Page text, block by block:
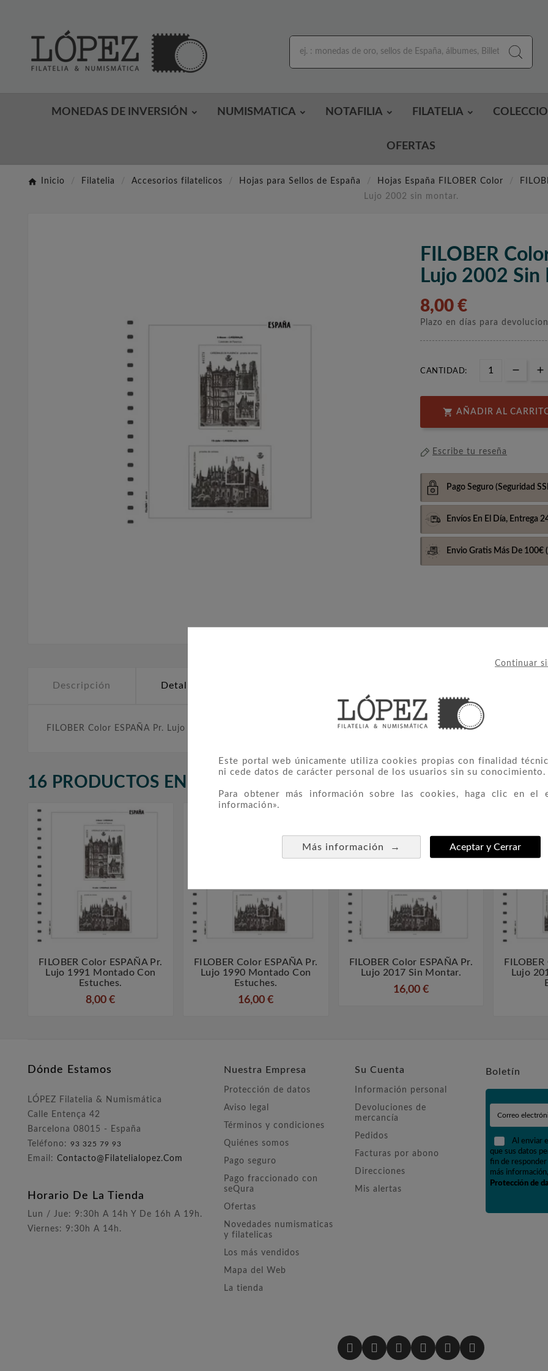
Continuar
Este portal web únicamente utiliza cookies propias con finalidad
ni cede datos de carácter personal de los usuarios sin su conocimiento.
Para obtener más información sobre las cookies, haga clic en el
información».
Más información → Aceptar y Cerrar
MONEDAS DE INVERSIÓN NUMISMATICA NOTAFILIA FILATELIA
OFERTAS
Inicio Filatelia Accesorios filatelicos Hojas para Sellos de España Hojas España FILOBER Color
Lujo 2002 sin montar.
FILOBER
Lujo 2002 Sin
8,00 €
Plazo en días para
CANTIDAD:
 AÑADIR AL
Escribe tu reseña
Pago Seguro (Seguridad
Envíos En El Día, Entrega
Envio Gratis Más De 100€
Descripción Detalles del producto
FILOBER Color ESPAÑA Pr. Lujo (2002) sin montar. Numeración Edifil: Prueba Oficial 77/79.
16 PRODUCTOS EN LA MISMA CATEGORÍA:
 
FILOBER Color ESPAÑA Pr.
Lujo 1991 Montado Con
Estuches.
8,00 €
 
FILOBER Color ESPAÑA Pr.
Lujo 1990 Montado Con
Estuches.
16,00 €
 
FILOBER Color ESPAÑA Pr.
Lujo 2017 Sin Montar.
16,00 €
FILOBER
Lujo
Dónde Estamos
LÓPEZ Filatelia & Numismática
Calle Entença 42
Barcelona 08015 - España
Teléfono: 93 325 79 93
Email: Contacto@filatelialopez.com
Horario De La Tienda
Lun / Jue: 9:30h A 14h Y De 16h A 19h.
Viernes: 9:30h A 14h.
Nuestra Empresa
Protección de datos
Aviso legal
Términos y condiciones
Quiénes somos
Pago seguro
Pago fraccionado con
seQura
Ofertas
Novedades numismaticas
y filatelicas
Los más vendidos
Mapa del Web
La tienda
Su Cuenta
Información personal
Devoluciones de
mercancía
Pedidos
Facturas por abono
Direcciones
Mis alertas
Boletín
Al enviar
que sus datos
fin de responder
más
Protección de